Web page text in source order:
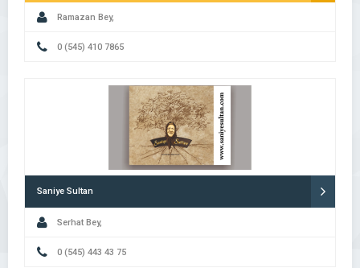
Ramazan Bey,
0 (545) 410 7865
Saniye Sultan
Serhat Bey,
0 (545) 443 43 75